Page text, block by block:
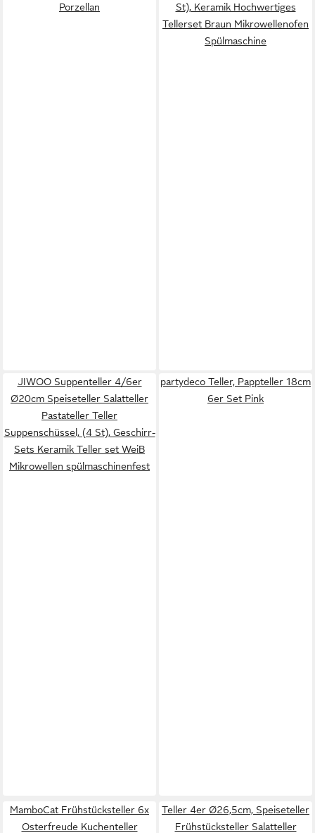
Porzellan
St), Keramik Hochwertiges
Tellerset Braun Mikrowellenofen
Spülmaschine
JIWOO Suppenteller 4/6er
Ø20cm Speiseteller Salatteller
Pastateller Teller
Suppenschüssel, (4 St), Geschirr-
Sets Keramik Teller set WeiB
Mikrowellen spülmaschinenfest
partydeco Teller, Pappteller 18cm
6er Set Pink
MamboCat Frühstücksteller 6x
Osterfreude Kuchenteller
Teller 4er Ø26,5cm, Speiseteller
Frühstücksteller Salatteller